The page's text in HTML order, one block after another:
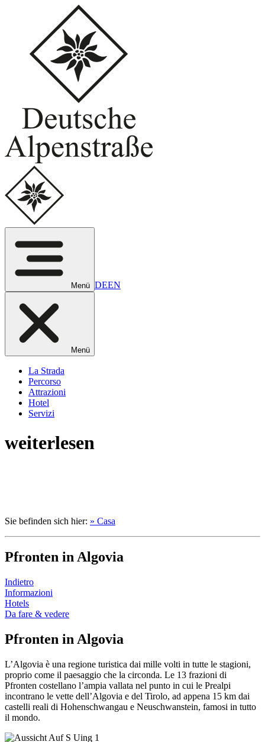
Menü DEEN
Menü
La Strada
Percorso
Attrazioni
Hotel
Servizi
weiterlesen
Sie befinden sich hier: » Casa
Pfronten in Algovia
Indietro
Informazioni
Hotels
Da fare & vedere
Pfronten in Algovia
L’Algovia è una regione turistica dai mille volti in tutte le stagioni,
proprio come il paesaggio che la circonda. Le 13 frazioni di
Pfronten costellano l’ampia vallata nel punto in cui le Prealpi
incontrano le vette dell’Algovia e del Tirolo, ad appena 15 km dai
castelli reali di Hohenschwangau e Neuschwanstein, famosi in tutto
il mondo.